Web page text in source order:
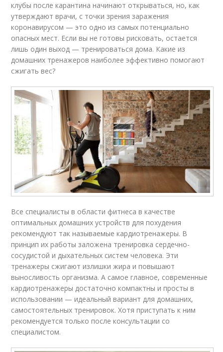
клубы после карантина начинают открываться, но, как
утверждают врачи, с точки зрения заражения
коронавирусом — это одно из самых потенциально
опасных мест. Если вы не готовы рисковать, остается
лишь один выход — тренироваться дома. Какие из
домашних тренажеров наиболее эффективно помогают
сжигать вес?
Все специалисты в области фитнеса в качестве
оптимальных домашних устройств для похудения
рекомендуют так называемые кардиотренажеры. В
принцип их работы заложена тренировка сердечно-
сосудистой и дыхательных систем человека. Эти
тренажеры сжигают излишки жира и повышают
выносливость организма. А самое главное, современные
кардиотренажеры достаточно компактны и просты в
использовании — идеальный вариант для домашних,
самостоятельных тренировок. Хотя приступать к ним
рекомендуется только после консультации со
специалистом.